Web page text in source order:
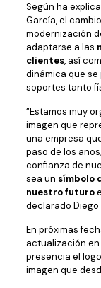
Según ha
García, el
modernización
adaptarse a las
clientes, así
dinámica que
soportes tanto
“Estamos muy
imagen que
una empresa
paso de los
confianza de
sea un símbolo
nuestro futuro
declarado Diego
En próximas
actualización
presencia el
imagen que